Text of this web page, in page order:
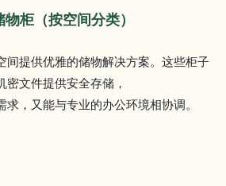
物柜（按空间分类）
间提供优雅的储物解决方案。这些柜子
密文件提供安全存储，
求，又能与专业的办公环境相协调。